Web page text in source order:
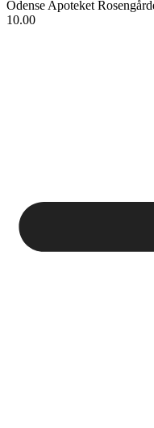
Odense Apoteket
10.00